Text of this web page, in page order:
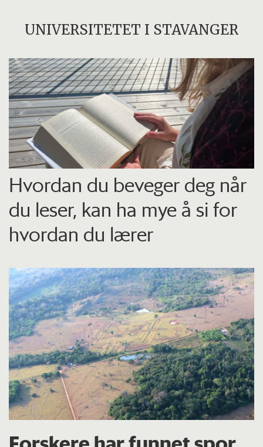
UNIVERSITETET I STAVANGER
Hvordan du beveger deg når
du leser, kan ha mye å si for
hvordan du lærer